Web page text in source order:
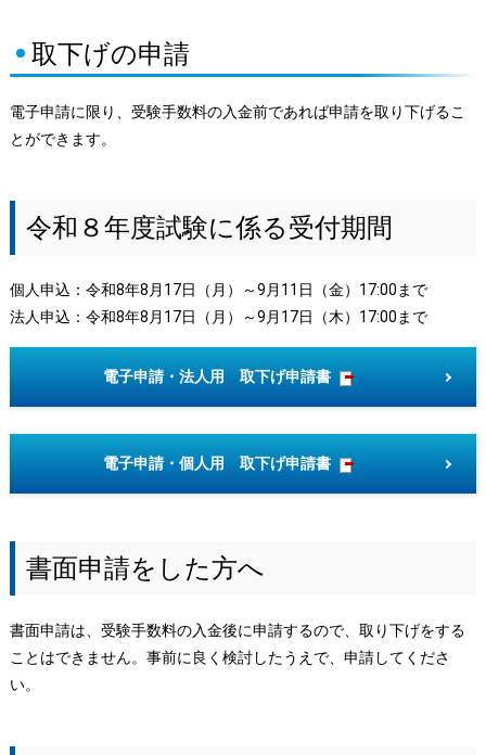
取下げの申請
電子申請に限り、受験手数料の入金前であれば申請を取り下げるこ
とができます。
令和８年度試験に係る受付期間
個人申込：令和8年8月17日（月）～9月11日（金）17:00まで
法人申込：令和8年8月17日（月）～9月17日（木）17:00まで
電子申請・法人用 取下げ申請書
電子申請・個人用 取下げ申請書
書面申請をした方へ
書面申請は、受験手数料の入金後に申請するので、取り下げをする
ことはできません。事前に良く検討したうえで、申請してくださ
い。